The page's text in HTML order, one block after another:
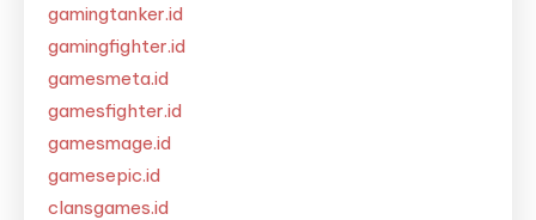
gamingtanker.id
gamingfighter.id
gamesmeta.id
gamesfighter.id
gamesmage.id
gamesepic.id
clansgames.id